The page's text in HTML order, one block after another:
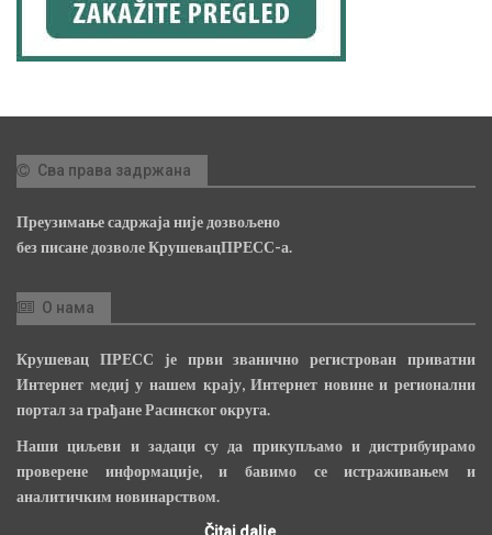
Сва права задржана
Преузимање садржаја није дозвољено
без писане дозволе КрушевацПРЕСС-а.
О нама
Крушевац ПРЕСС је први званично регистрован приватни
Интернет медиј у нашем крају, Интернет новине и регионални
портал за грађане Расинског округа.
Наши циљеви и задаци су да прикупљамо и дистрибуирамо
проверене информације, и бавимо се истраживањем и
аналитичким новинарством.